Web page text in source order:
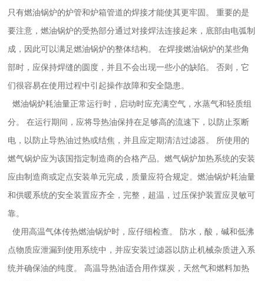
只有燃油锅炉的炉管和炉箱管道的焊接才能使其更牢固。 重要的是
要注意，燃油锅炉的受热部分通过对接焊法连接起来，底部由电弧制
成，因此可以满足燃油锅炉的整体结构。 在焊接燃油锅炉的某些角
部时，应保持焊缝的圆度，并且不会出现一些小的缺陷。 否则，它
们很容易在使用过程中引起操作故障和安全隐患。
燃油锅炉耗油量正常运行时，启动时应充满空气，水蒸气和轻质组
分。 在运行期间，应将导热油保持在足够高的流速下，以防止泵断
电，以防止导热油过热或结焦，并且应定期清洁过滤器。 所使用的
燃气锅炉应为该国指定制造商的合格产品。燃气锅炉加热系统的安装
应由制造商或定点安装单元完成，质量应符合规定。燃油锅炉耗油量
和供暖系统的安全装置应齐全，完整，超温，过压保护装置应灵敏可
靠。
使用高温气体传热燃油锅炉时，应仔细检查。 防水，酸，碱和低沸
点物质应泄漏到使用系统中，并应安装过滤器以防止机械杂质进入系
统并确保油的纯度。 高温导热油适合用作煤炭，天然气和燃料加热